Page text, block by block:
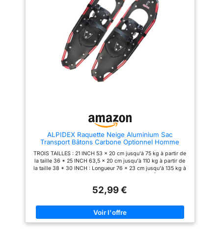
besoin d’aide adulte. 【Stabilité
optimale en trail】Grâce à des
crampons ultra-adhérents et
une barre pivotante flexible, ces
raquettes offrent une liberté de
mouvement naturelle du pied
latéralement, avec une traction
renforcée pour les montées
abruptes, sentiers glissants et
freinages en descente.
boucliers antidérapants,
ergonomiques, assurant confort
et performance sans fatigue
à l’emploi】Ce coffret
comprend les raquettes 42 x 18
cm, les bâtons de randonnée
pratique pour un rangement
facile ou un port à l’épaule,
disponibles en option par lot de
2 * avec système intégré anti-
chocs * plage réglable de 66 à
135 cm * manche ergonomique
ACCESSOIRES ✔ sac de
transport inclus * disponibles
au choix avec ou sans bâtons
assortis pour les randonnées en
ALPIDEX Raquette Neige Aluminium Sac
Transport Bâtons Carbone Optionnel Homme
TROIS TAILLES : 21 INCH 53 x 20 cm jusqu'à 75 kg à partir de
la taille 36 * 25 INCH 63,5 x 20 cm jusqu'à 110 kg à partir de
la taille 38 * 30 INCH : Longueur 76 x 23 cm jusqu'à 135 kg à
raquette convient pour tous types d'excursions en extérieur
de plaisir lors des randonnées sur la neige : le poids de cette
raquette est très faible grâce à son cadre en aluminium * pour
une charge jusqu'à 75 kg, la raquette ne pèse que 760 g BON
52,99 €